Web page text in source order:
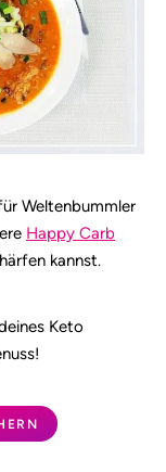
Weltenbummler
Happy Carb
kannst.
Keto